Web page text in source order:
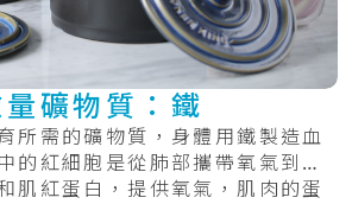
礦物質：鐵
所需的礦物質，身體用鐵製造血
的紅細胞是從肺部攜帶氧氣到身
肌紅蛋白，提供氧氣，肌肉的蛋